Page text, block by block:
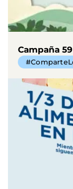
Campaña